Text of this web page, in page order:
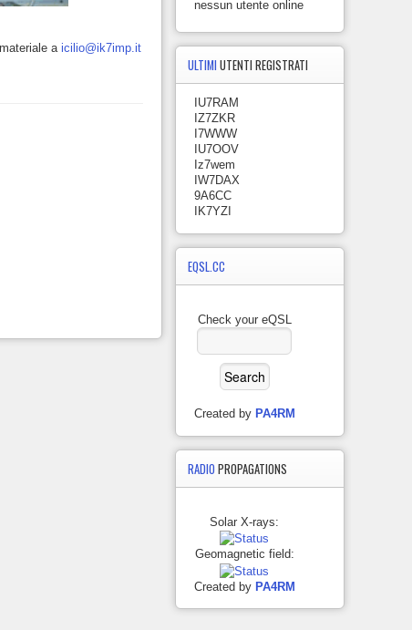
aicilio@ik7imp.it
nessun utente online
ULTIMI UTENTI REGISTRATI
IU7RAM
IZ7ZKR
I7WWW
IU7OOV
Iz7wem
IW7DAX
9A6CC
IK7YZI
EQSL.CC
Check your eQSL
Created by PA4RM
RADIO PROPAGATIONS
Solar X-rays:
Geomagnetic field:
Created by PA4RM